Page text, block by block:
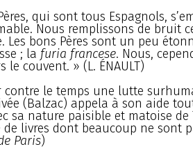
qui sont tous Espagnols,
Nous remplissons de bruit
Les bons Pères sont un peu
; la furia francese. Nous,
le couvent. » (L. ÉNAULT)
contre le temps une lutte
(Balzac) appela à son aide
sa nature paisible et matoise de
livres dont beaucoup ne sont
Paris)